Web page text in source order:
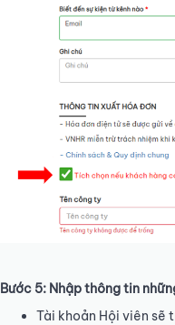
Bước 5: Nhập thông tin
Tài khoản Hội viên sẽ